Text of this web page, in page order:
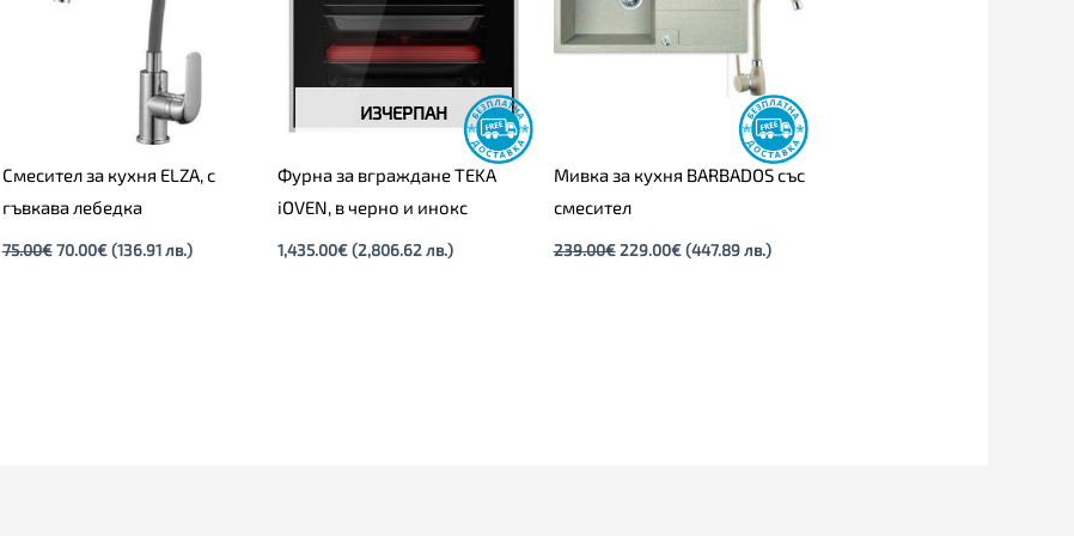
Смесител за кухня ELZA, с
гъвкава лебедка
75.00€ 70.00€ (136.91 лв.)
ИЗЧЕРПАН
Фурна за вграждане TEKA
iOVEN, в черно и инокс
1,435.00€(2,806.62 лв.)
Мивка за кухня BARBADOS със
смесител
239.00€ 229.00€ (447.89 лв.)